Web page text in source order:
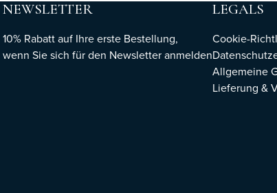
NEWSLETTER
10% Rabatt auf Ihre erste Bestellung,
wenn Sie sich für den Newsletteranmelden
LEGALS
Cookie-
Allgemeine
Lieferung &